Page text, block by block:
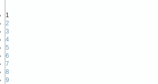
1
2
3
4
5
6
7
8
9